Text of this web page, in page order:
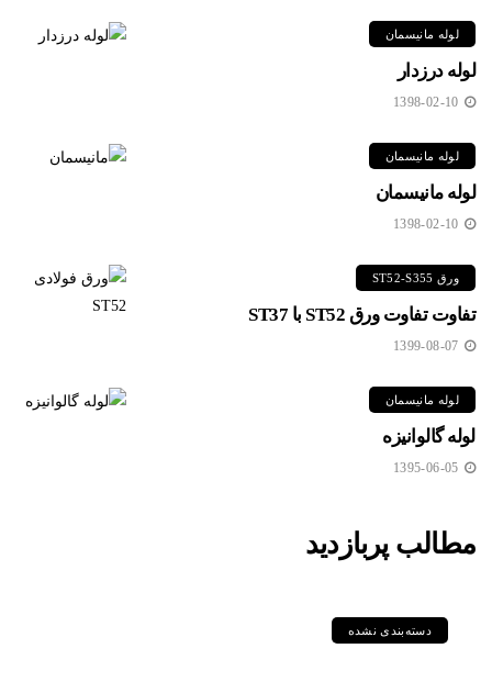
لوله مانیسمان
لوله درزدار
1398-02-10
لوله مانیسمان
لوله مانیسمان
1398-02-10
ورق ST52-S355
تفاوت تفاوت ورق ST52 با ST37
1399-08-07
لوله مانیسمان
لوله گالوانیزه
1395-06-05
مطالب پربازدید
دسته‌بندی نشده